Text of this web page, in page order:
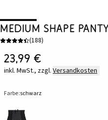
Medium Shape
(188)
23,99 €
inkl. MwSt., zzgl. Versandkosten
Farbe:schwarz